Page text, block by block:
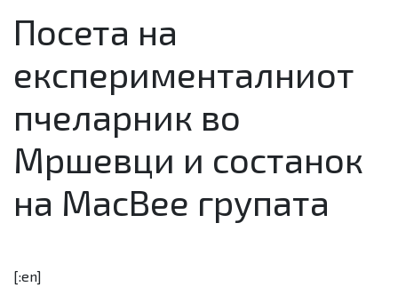
Посета на
експерименталниот
пчеларник во
Мршевци и состанок
на MacBee групата
[:en]